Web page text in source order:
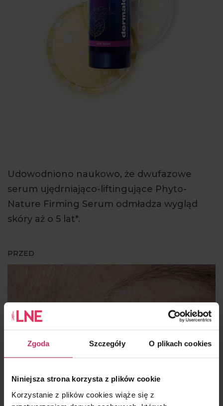
Zgoda Szczegóły O plikach cookies
Niniejsza strona korzysta z plików cookie
Korzystanie z plików cookies wiąże się z
Udowodniono naukowo, że dwufazowe
serum ujędrniająco-liftingujące Phyto-
Nature Firming Serum odmładza wygląd
skóry aż o 5 lat*.
PRZED